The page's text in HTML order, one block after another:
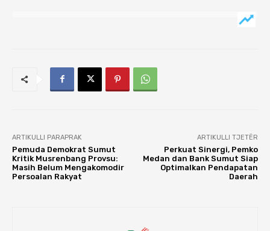
ARTIKULLI PARAPRAK
Pemuda Demokrat Sumut
Kritik Musrenbang Provsu:
Masih Belum Mengakomodir
Persoalan Rakyat
ARTIKULLI TJETËR
Perkuat Sinergi, Pemko
Medan dan Bank Sumut Siap
Optimalkan Pendapatan
Daerah